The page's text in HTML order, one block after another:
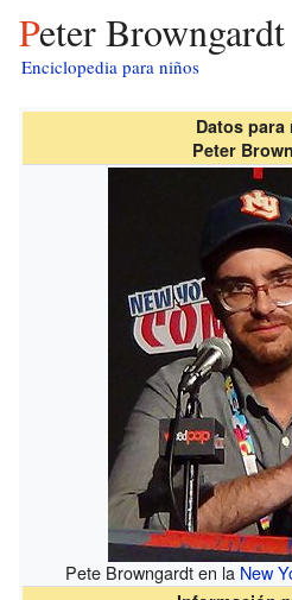
Peter
Enciclopedia para niños
Datos para
Peter
Pete Browngardt en la New